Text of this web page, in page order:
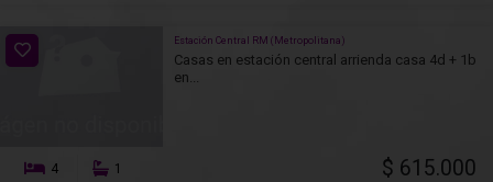
Estación Central RM (Metropolitana)
Casas en estación central arrienda casa 4d + 1b
en...
4 1 $ 615.000